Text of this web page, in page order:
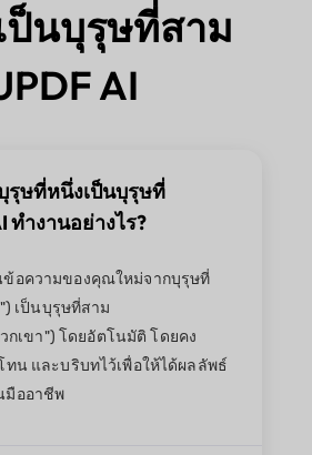
ป็นบุรุษที่สาม
AI
รุษที่หนึ่งเป็นบุรุษที่
ทำงานอย่างไร?
ข้อความของคุณใหม่จากบุรุษที่
เป็นบุรุษที่สาม
กเขา") โดยอัตโนมัติ โดยคง
ทน และบริบทไว้เพื่อให้ได้ผลลัพธ์
มืออาชีพ